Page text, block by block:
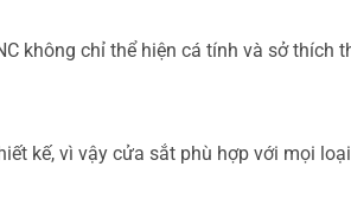
không chỉ thể hiện cá tính và sở
kế, vì vậy cửa sắt phù hợp với mọi